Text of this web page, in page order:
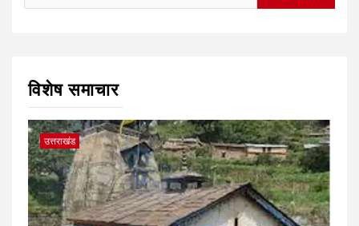
for:
विशेष समाचार
उत्तराखंड